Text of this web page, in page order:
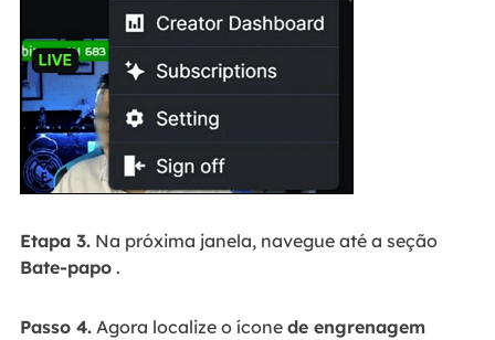
Etapa 3.Na próxima janela, navegue até a seção
Bate-papo.
Passo 4.Agora localize o ícone de engrenagem